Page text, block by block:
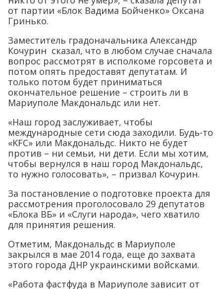
от партии «Блок Вадима Бойченко» Оксана
Гринько.
Заместитель градоначальника Александр
Кочурин сказал, что в любом случае сначала
вопрос рассмотрят в исполкоме горсовета и
потом опять предоставят депутатам. И
только потом будет приниматься
окончательное решение – строить ли в
Мариуполе Макдональдс или нет.
«Наш город заслуживает, чтобы
международные сети сюда заходили. Будь-то
«KFС» или Макдональдс. Никто не будет
против – ни семьи, ни дети. Если мы хотим,
чтобы вернулся в наш город Макдональдс,
то нужно голосовать», – призвал Кочурин.
За постановление о подготовке проекта для
рассмотрения проголосовало 29 депутатов
«Блока ВБ» и «Слуги народа», чего хватило
для принятия решения.
Отметим, Макдональдс в Мариуполе
закрылся в мае 2014 года, еще до захвата
этого города ДНР украинскими войсками.
«Работа фастфуда в Мариуполе зависит от